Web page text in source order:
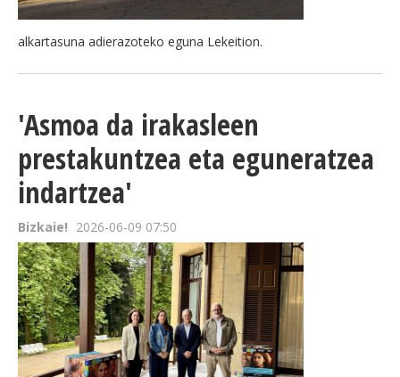
alkartasuna adierazoteko eguna Lekeition.
'Asmoa da irakasleen
prestakuntzea eta eguneratzea
indartzea'
Bizkaie! 2026-06-09 07:50